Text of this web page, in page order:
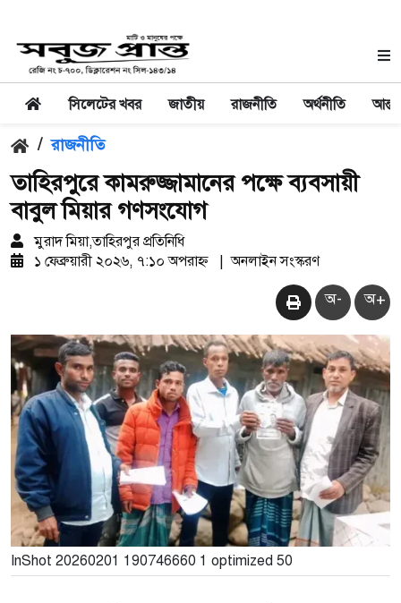
সিলেটের খবর জাতীয় রাজনীতি অর্থনীতি
/ রাজনীতি
তাহিরপুরে কামরুজ্জামানের পক্ষে ব্যবসায়ী
বাবুল মিয়ার গণসংযোগ ‎
মুরাদ মিয়া,তাহিরপুর প্রতিনিধি
১ ফেব্রুয়ারী ২০২৬, ৭:১০ অপরাহ্ন
অনলাইন সংস্করণ
অ- অ+
InShot 20260201 190746660 1 optimized 50